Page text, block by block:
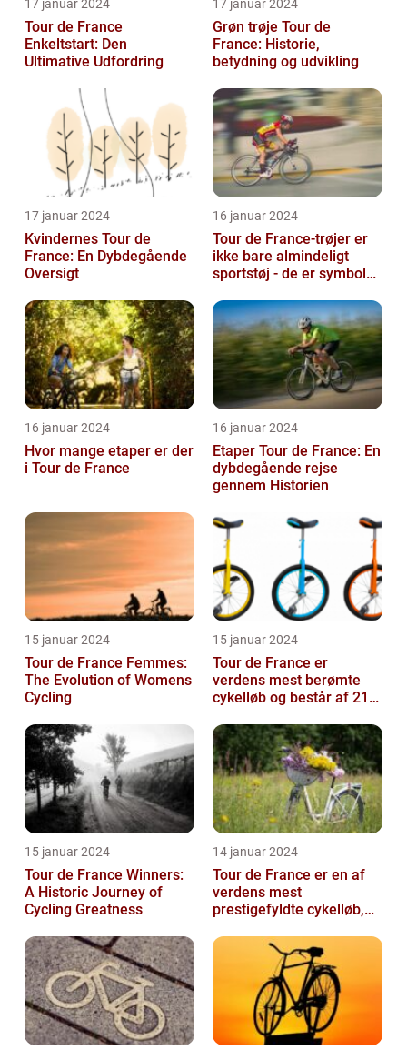
17 januar 2024
Tour de France
Enkeltstart: Den
Ultimative Udfordring
17 januar 2024
Grøn trøje Tour de
France: Historie,
betydning og udvikling
17 januar 2024
Kvindernes Tour de
France: En Dybdegående
Oversigt
16 januar 2024
Tour de France-trøjer er
ikke bare almindeligt
sportstøj - de er symboler
udholden...
16 januar 2024
Hvor mange etaper er der
i Tour de France
16 januar 2024
Etaper Tour de France: En
dybdegående rejse
gennem Historien
15 januar 2024
Tour de France Femmes:
The Evolution of Womens
Cycling
15 januar 2024
Tour de France er
verdens mest berømte
cykelløb og består af 21
15 januar 2024
Tour de France Winners:
A Historic Journey of
Cycling Greatness
14 januar 2024
Tour de France er en af
verdens mest
prestigefyldte cykelløb,
seere hver...